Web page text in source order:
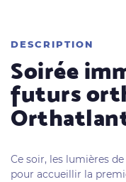
DESCRIPTION
Soirée
futurs
Ce soir, les lumières
pour accueillir la